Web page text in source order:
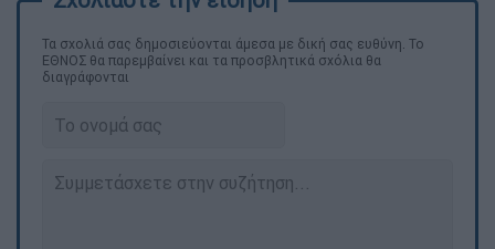
Τα σχολιά σας δημοσιεύονται άμεσα με δική σας ευθύνη. Το
ΕΘΝΟΣ θα παρεμβαίνει και τα προσβλητικά σχόλια θα
διαγράφονται